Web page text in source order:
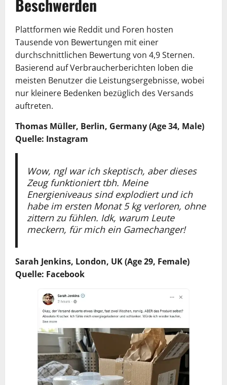
Beschwerden
Plattformen wie Reddit und Foren hosten
Tausende von Bewertungen mit einer
durchschnittlichen Bewertung von 4,9 Sternen.
Basierend auf Verbraucherberichten loben die
meisten Benutzer die Leistungsergebnisse, wobei
nur kleinere Bedenken bezüglich des Versands
auftreten.
Thomas Müller, Berlin, Germany (Age 34, Male)
Quelle: Instagram
Wow, ngl war ich skeptisch, aber dieses
Zeug funktioniert tbh. Meine
Energieniveaus sind explodiert und ich
habe im ersten Monat 5 kg verloren, ohne
zittern zu fühlen. Idk, warum Leute
meckern, für mich ein Gamechanger!
Sarah Jenkins, London, UK (Age 29, Female)
Quelle: Facebook